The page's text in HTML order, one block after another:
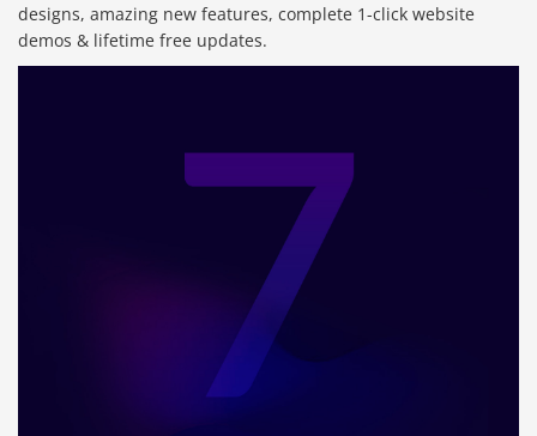
designs, amazing new features, complete 1-click website
demos & lifetime free updates.